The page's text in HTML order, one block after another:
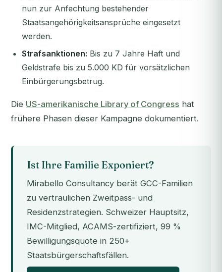
nun zur Anfechtung bestehender
Staatsangehörigkeitsansprüche eingesetzt
werden.
Strafsanktionen: Bis zu 7 Jahre Haft und
Geldstrafe bis zu 5.000 KD für vorsätzlichen
Einbürgerungsbetrug.
Die US-amerikanische Library of Congress hat
frühere Phasen dieser Kampagne dokumentiert.
Ist Ihre Familie Exponiert?
Mirabello Consultancy berät GCC-Familien
zu vertraulichen Zweitpass- und
Residenzstrategien. Schweizer Hauptsitz,
IMC-Mitglied, ACAMS-zertifiziert, 99 %
Bewilligungsquote in 250+
Staatsbürgerschaftsfällen.